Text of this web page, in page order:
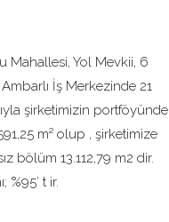
Mahallesi, Yol Mevkii, 6
İş Merkezinde 21
şirketimizin portföyünde
m² olup , şirketimize
bölüm 13.112,79 m2 dir.
t ir.